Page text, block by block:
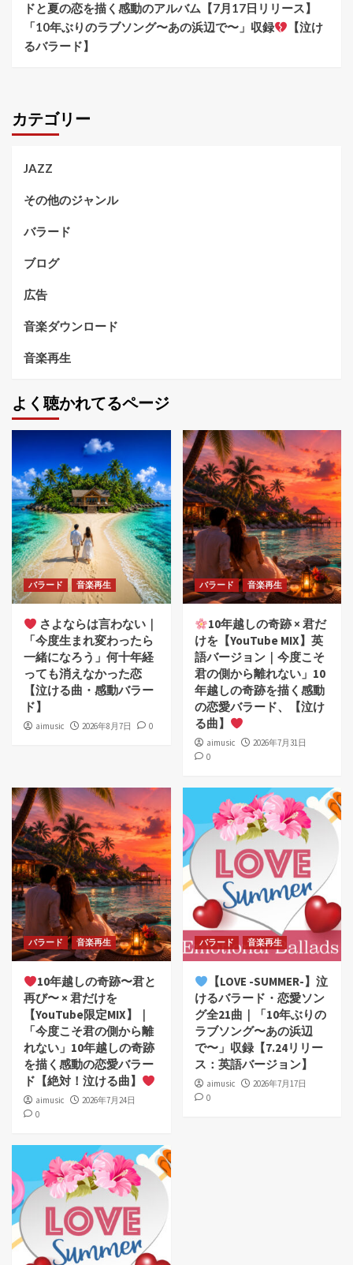
ドと夏の恋を描く感動のアルバム【7月17日リリース】
「10年ぶりのラブソング〜あの浜辺で〜」収録
【泣け
るバラード】
カテゴリー
JAZZ
その他のジャンル
バラード
ブログ
広告
音楽ダウンロード
音楽再生
よく聴かれてるページ
バラード 音楽再生
さよならは言わない｜
「今度生まれ変わったら
一緒になろう」何十年経
っても消えなかった恋
【泣ける曲・感動バラー
ド】
aimusic 2026年8月7日 0
バラード 音楽再生
10年越しの奇跡 × 君だ
けを【YouTube MIX】英
語バージョン｜今度こそ
君の側から離れない」10
年越しの奇跡を描く感動
の恋愛バラード、【泣け
る曲】
aimusic
2026年7月31日
0
バラード 音楽再生
10年越しの奇跡〜君と
再び〜 × 君だけを
【YouTube限定MIX】｜
「今度こそ君の側から離
れない」10年越しの奇跡
を描く感動の恋愛バラー
ド【絶対！泣ける曲】
aimusic
2026年7月24日
0
バラード 音楽再生
【LOVE -SUMMER-】泣
けるバラード・恋愛ソン
グ全21曲｜「10年ぶりの
ラブソング〜あの浜辺
で〜」収録【7.24リリー
ス：英語バージョン】
aimusic
2026年7月17日
0